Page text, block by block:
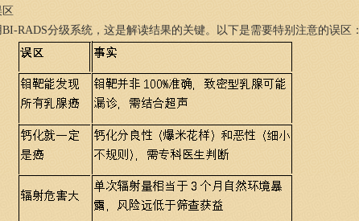
RADS分级系统，这是解读结果的关键。以下是需要特别注意的误区：